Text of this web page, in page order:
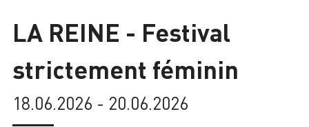
Chargement
LA REINE - Festival
strictement féminin
18.06.2026 - 20.06.2026